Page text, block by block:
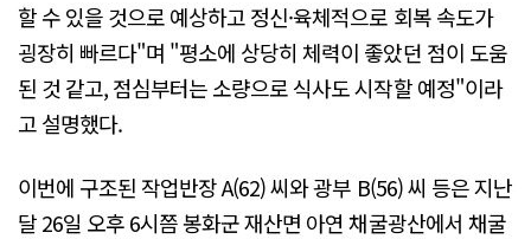
할 수 있을 것으로 예상하고 정신·육체적으로 회복 속도가
굉장히 빠르다"며 "평소에 상당히 체력이 좋았던 점이 도움
된 것 같고, 점심부터는 소량으로 식사도 시작할 예정"이라
고 설명했다.
이번에 구조된 작업반장 A(62) 씨와 광부 B(56) 씨 등은 지난
달 26일 오후 6시쯤 봉화군 재산면 아연 채굴광산에서 채굴